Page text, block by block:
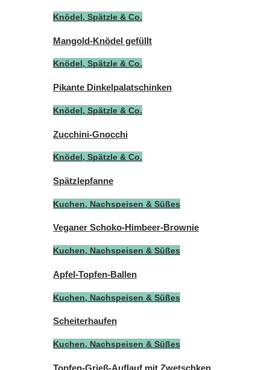
Knödel, Spätzle & Co.
Mangold-Knödel gefüllt
Knödel, Spätzle & Co.
Pikante Dinkelpalatschinken
Knödel, Spätzle & Co.
Zucchini-Gnocchi
Knödel, Spätzle & Co.
Spätzlepfanne
Kuchen, Nachspeisen & Süßes
Veganer Schoko-Himbeer-Brownie
Kuchen, Nachspeisen & Süßes
Apfel-Topfen-Ballen
Kuchen, Nachspeisen & Süßes
Scheiterhaufen
Kuchen, Nachspeisen & Süßes
Topfen-Grieß-Auflauf mit Zwetschken